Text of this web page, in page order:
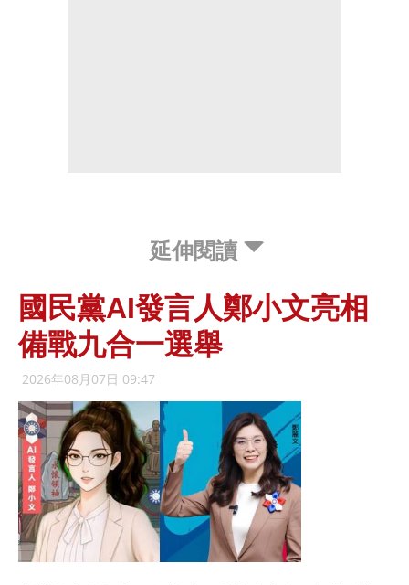
延伸閱讀
國民黨AI發言人鄭小文亮相
備戰九合一選舉
2026年08月07日 09:47